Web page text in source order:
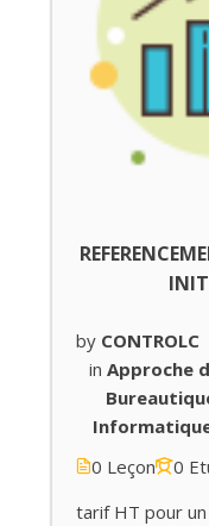
by CONTROLC
in Approche
0 Leçon
0
tarif HT pour